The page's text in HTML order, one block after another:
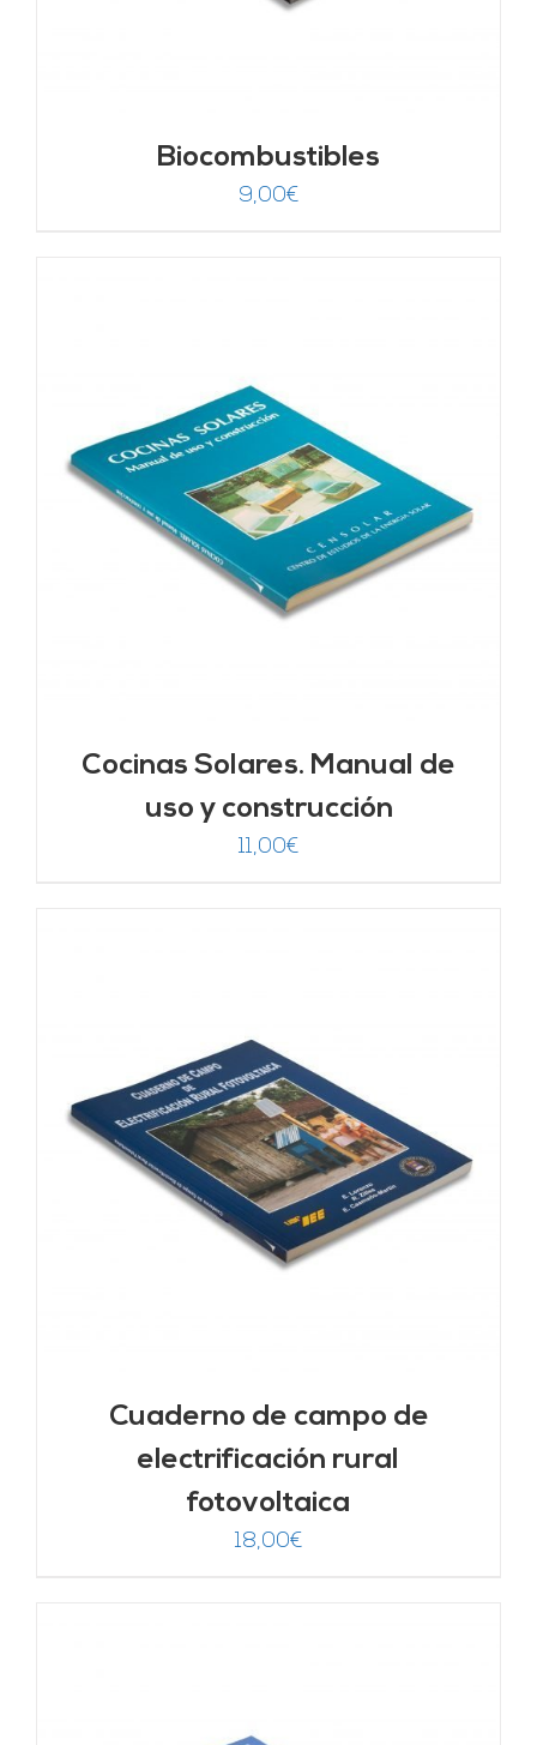
Biocombustibles
9,00€
Cocinas Solares. Manual de
uso y construcción
11,00€
Cuaderno de campo de
electrificación rural
fotovoltaica
18,00€